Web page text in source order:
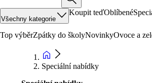
Všechny kategorie
Koupit teďOblíbené
Top výběrZpátky do školyNovinkyOvoce a
Speciální nabídky